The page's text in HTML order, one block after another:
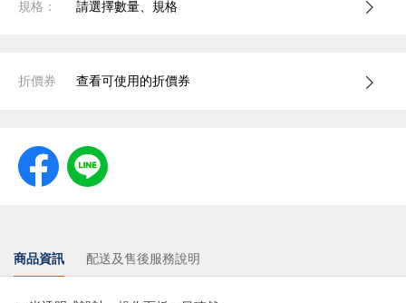
規格： 請選擇數量、規格
折價券 查看可使用的折價券
商品資訊 配送及售後服務說明